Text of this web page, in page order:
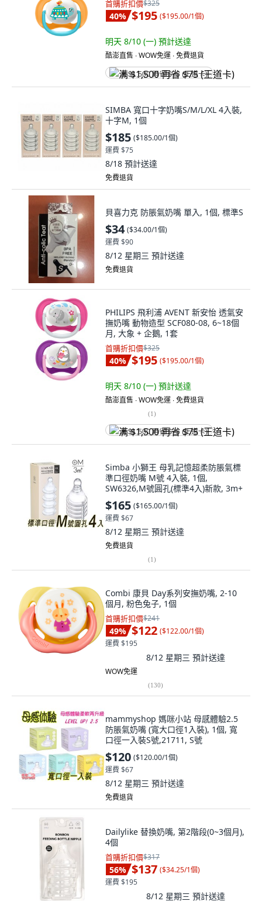
首購折扣價$325
40% $195 ($195.00/1個)
明天 8/10 (一) 預計送達
酷澎直售 ∙ WOW免運 ∙ 免費退貨
满 $1,500 再省 $75 (王道卡)
SIMBA 寬口十字奶嘴S/M/L/XL 4入裝,
十字M, 1個
$185 ($185.00/1個)
運費 $75
8/18 預計送達
免費退貨
貝喜力克 防脹氣奶嘴 單入, 1個, 標準S
$34 ($34.00/1個)
運費 $90
8/12 星期三 預計送達
免費退貨
PHILIPS 飛利浦 AVENT 新安怡 透氣安
撫奶嘴 動物造型 SCF080-08, 6~18個
月, 大象 + 企鵝, 1套
首購折扣價$325
40% $195 ($195.00/1個)
明天 8/10 (一) 預計送達
酷澎直售 ∙ WOW免運 ∙ 免費退貨
(1)
满 $1,500 再省 $75 (王道卡)
Simba 小獅王 母乳記憶超柔防脹氣標
準口徑奶嘴 M號 4入裝, 1個,
SW6326,M號圓孔(標準4入)新款, 3m+
$165 ($165.00/1個)
運費 $67
8/12 星期三 預計送達
免費退貨
(1)
Combi 康貝 Day系列安撫奶嘴, 2-10
個月, 粉色兔子, 1個
首購折扣價$241
49% $122 ($122.00/1個)
運費 $195
8/12 星期三 預計送達
WOW免運
(130)
mammyshop 媽咪小站 母感體驗2.5
防脹氣奶嘴 (寬大口徑1入裝), 1個, 寬
口徑一入裝S號,21711, S號
$120 ($120.00/1個)
運費 $67
8/12 星期三 預計送達
免費退貨
Dailylike 替換奶嘴, 第2階段(0~3個月),
4個
首購折扣價$317
56% $137 ($34.25/1個)
運費 $195
8/12 星期三 預計送達